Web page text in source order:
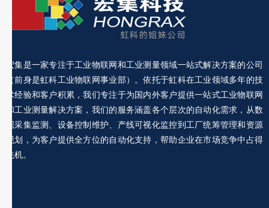
宏集是一家专注于工业物联网和工业测量领域一站式解决方案的公司
（前身是虹科工业物联网事业部）。依托于虹科在工业领域多年的技
术经验和客户积累，我们专注于为国内外客户提供一站式工业物联网
和工业测量解决方案，我们的服务涵盖各个层次的自动化需求，从数
据采集监测、设备控制维护、产线可视化监控到工厂统筹管理和资源
规划，为客户提供全方位的自动化支持，帮助企业在市场竞争中占得
先机。